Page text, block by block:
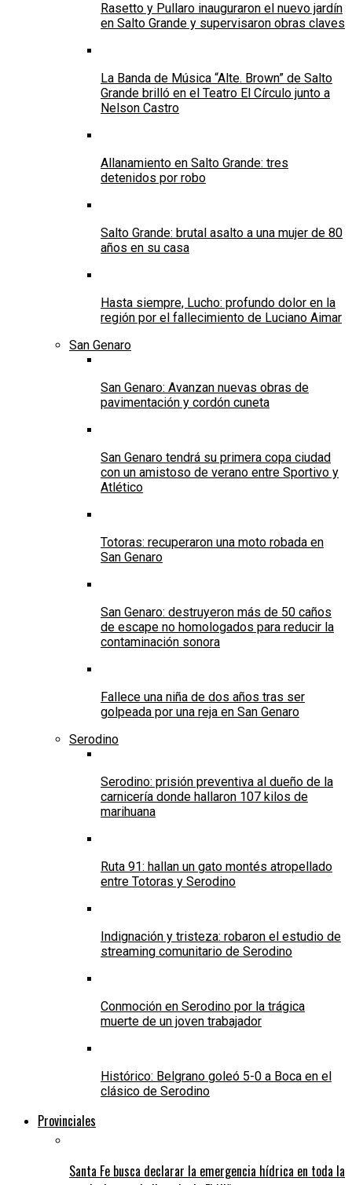
Rasetto y Pullaro inauguraron el nuevo jardín
en Salto Grande y supervisaron obras claves
La Banda de Música “Alte. Brown” de Salto
Grande brilló en el Teatro El Círculo junto a
Nelson Castro
Allanamiento en Salto Grande: tres
detenidos por robo
Salto Grande: brutal asalto a una mujer de 80
años en su casa
Hasta siempre, Lucho: profundo dolor en la
región por el fallecimiento de Luciano Aimar
San Genaro
San Genaro: Avanzan nuevas obras de
pavimentación y cordón cuneta
San Genaro tendrá su primera copa ciudad
con un amistoso de verano entre Sportivo y
Atlético
Totoras: recuperaron una moto robada en
San Genaro
San Genaro: destruyeron más de 50 caños
de escape no homologados para reducir la
contaminación sonora
Fallece una niña de dos años tras ser
golpeada por una reja en San Genaro
Serodino
Serodino: prisión preventiva al dueño de la
carnicería donde hallaron 107 kilos de
marihuana
Ruta 91: hallan un gato montés atropellado
entre Totoras y Serodino
Indignación y tristeza: robaron el estudio de
streaming comunitario de Serodino
Conmoción en Serodino por la trágica
muerte de un joven trabajador
Histórico: Belgrano goleó 5-0 a Boca en el
clásico de Serodino
Provinciales
Santa Fe busca declarar la emergencia hídrica en toda la